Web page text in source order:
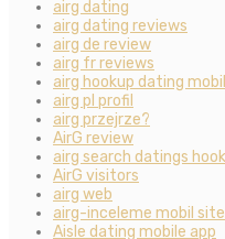
airg dating
airg dating reviews
airg de review
airg fr reviews
airg hookup dating
airg pl profil
airg przejrze?
AirG review
airg search datings
AirG visitors
airg web
airg-inceleme mobil site
Aisle dating mobile app